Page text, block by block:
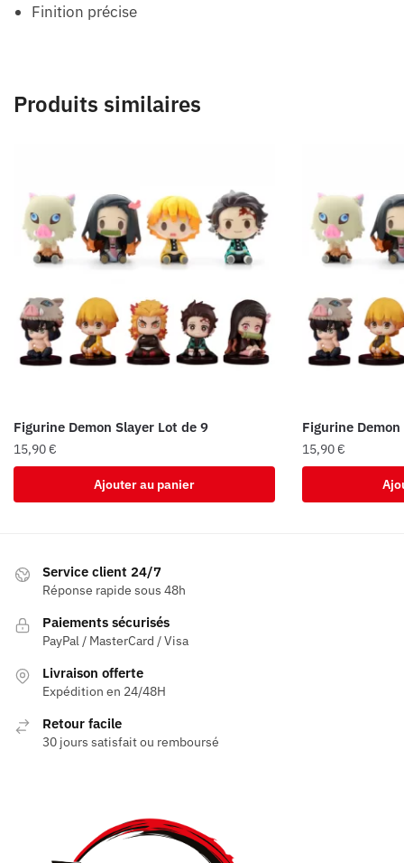
Finition précise
Produits similaires
Figurine Demon Slayer Lot de 9
15,90€
Ajouter au panier
Figurine
15,90€
Service client 24/7
Réponse rapide sous 48h
Paiements sécurisés
PayPal / MasterCard / Visa
Livraison offerte
Expédition en 24/48H
Retour facile
30 jours satisfait ou remboursé